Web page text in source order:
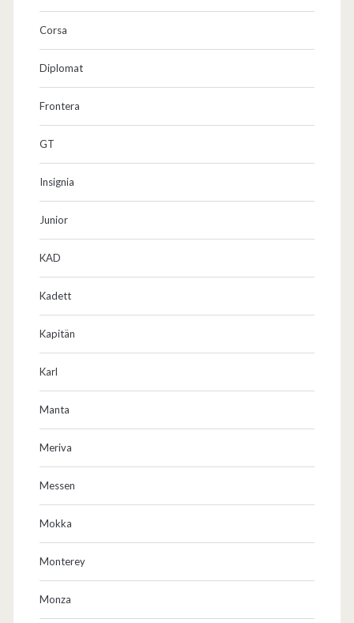
Corsa
Diplomat
Frontera
GT
Insignia
Junior
KAD
Kadett
Kapitän
Karl
Manta
Meriva
Messen
Mokka
Monterey
Monza